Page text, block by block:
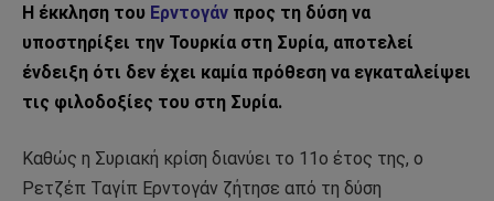
Η έκκληση του Ερντογάν προς τη δύση να
υποστηρίξει την Τουρκία στη Συρία, αποτελεί
ένδειξη ότι δεν έχει καμία πρόθεση να εγκαταλείψει
τις φιλοδοξίες του στη Συρία.
Καθώς η Συριακή κρίση διανύει το 11ο έτος της, ο
Ρετζέπ Ταγίπ Ερντογάν ζήτησε από τη δύση